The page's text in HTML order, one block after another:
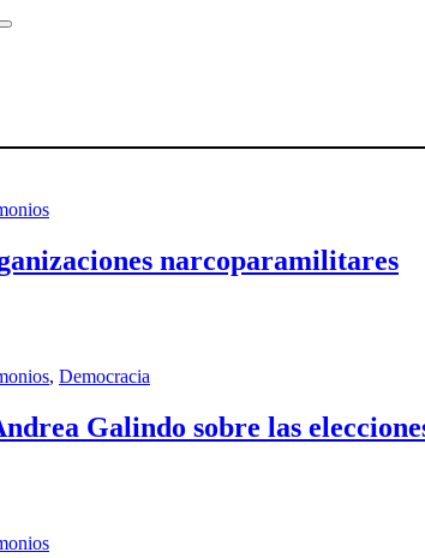
narcoparamilitares
, Democracia
Galindo sobre las